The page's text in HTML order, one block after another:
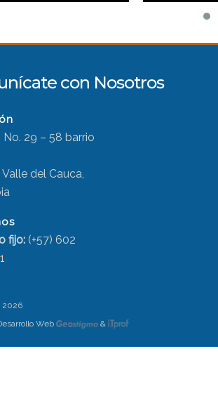
con Nosotros
No. 29 – 58 barrio
Valle del Cauca,
fijo: (+57) 602
2026
Web
&